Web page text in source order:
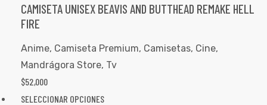
CAMISETA UNISEX BEAVIS AND BUTTHEAD REMAKE HELL
FIRE
Anime, Camiseta Premium, Camisetas, Cine,
Mandrágora Store, Tv
$52,000
SELECCIONAR OPCIONES